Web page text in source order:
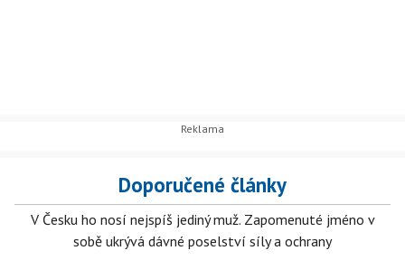
Doporučené články
V Česku ho nosí nejspíš jediný muž. Zapomenuté jméno v
sobě ukrývá dávné poselství síly a ochrany